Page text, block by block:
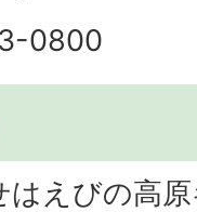
0800
はえびの高